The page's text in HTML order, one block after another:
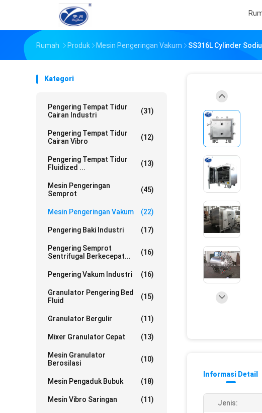
Rumah Produk Mesin Pengeringan Vakum SS316L Cylinder
Kategori
Pengering Tempat Tidur
Cairan Industri
(31)
Pengering Tempat Tidur
Cairan Vibro
(12)
Pengering Tempat Tidur
Fluidized ...
(13)
Mesin Pengeringan
Semprot
(45)
Mesin Pengeringan Vakum (22)
Pengering Baki Industri (17)
Pengering Semprot
Sentrifugal Berkecepat...
(16)
Pengering Vakum Industri (16)
Granulator Pengering Bed
Fluid
(15)
Granulator Bergulir (11)
Mixer Granulator Cepat (13)
Mesin Granulator
Berosilasi
(10)
Mesin Pengaduk Bubuk (18)
Mesin Vibro Saringan (11)
Informasi Detail
Jenis: